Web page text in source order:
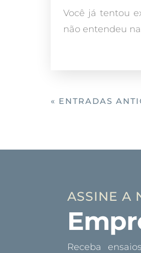
Você já tentou
não entendeu
« ENTRADAS
ASSINE A
Receba